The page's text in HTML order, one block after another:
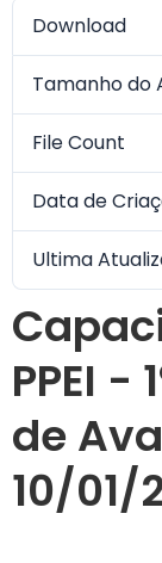
Download
Tamanho do
File Count
Data de
Ultima
PPEI -
de
10/01/